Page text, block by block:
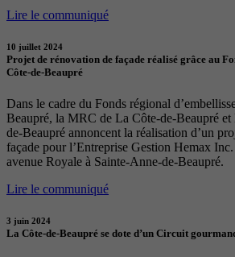
Lire le communiqué
10 juillet 2024
Projet de rénovation de façade réalisé grâce au
Côte-de-Beaupré
Dans le cadre du Fonds régional
Beaupré, la MRC de La Côte-de-Beaupré
de-Beaupré annoncent la réalisation d’un
façade pour l’Entreprise Gestion Hemax
avenue Royale à Sainte-Anne-de-Beaupré.
Lire le communiqué
3 juin 2024
La Côte-de-Beaupré se dote d’un Circuit